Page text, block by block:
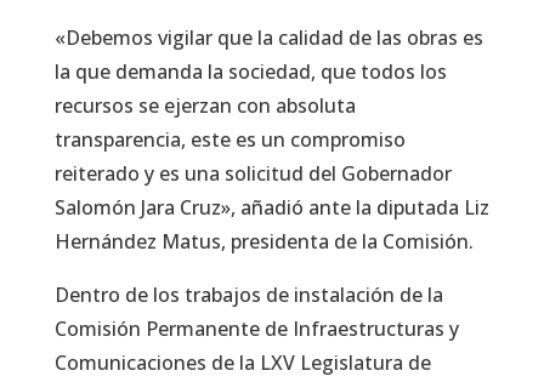
«Debemos vigilar que la calidad de las obras es
la que demanda la sociedad, que todos los
recursos se ejerzan con absoluta
transparencia, este es un compromiso
reiterado y es una solicitud del Gobernador
Salomón Jara Cruz», añadió ante la diputada Liz
Hernández Matus, presidenta de la Comisión.
Dentro de los trabajos de instalación de la
Comisión Permanente de Infraestructuras y
Comunicaciones de la LXV Legislatura de